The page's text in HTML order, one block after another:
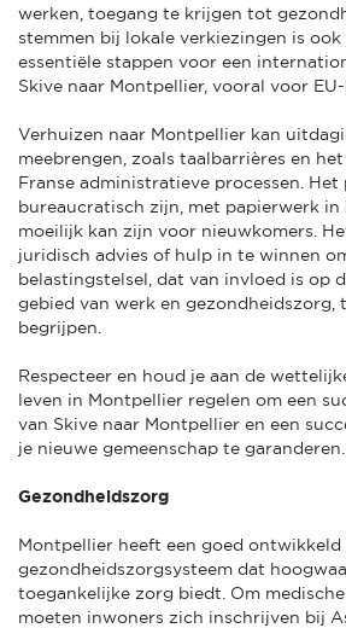
werken, toegang te krijgen tot
stemmen bij lokale verkiezingen is
essentiële stappen voor een
Skive naar Montpellier, vooral voor EU-
Verhuizen naar Montpellier kan
meebrengen, zoals taalbarrières en
Franse administratieve processen. Het
bureaucratisch zijn, met papierwerk in
moeilijk kan zijn voor nieuwkomers.
juridisch advies of hulp in te winnen
belastingstelsel, dat van invloed is op
gebied van werk en gezondheidszorg,
begrijpen.
Respecteer en houd je aan de
leven in Montpellier regelen om een
van Skive naar Montpellier en een
je nieuwe gemeenschap te garanderen.
Gezondheidszorg
Montpellier heeft een goed ontwikkeld
gezondheidszorgsysteem dat
toegankelijke zorg biedt. Om
moeten inwoners zich inschrijven bij